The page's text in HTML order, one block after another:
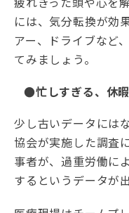
には、気分転換が効
アー、ドライブなど
てみましょう。
●忙しすぎる、休
少し古いデータには
協会が実施した調査
事者が、過重労働に
するというデータが